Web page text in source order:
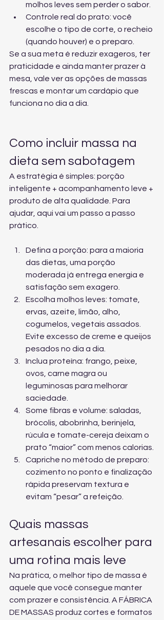
molhos leves sem perder o sabor.
Controle real do prato: você
escolhe o tipo de corte, o recheio
(quando houver) e o preparo.
Se a sua meta é reduzir exageros, ter
praticidade e ainda manter prazer à
mesa, vale ver as opções de massas
frescas e montar um cardápio que
funciona no dia a dia.
Como incluir massa na
dieta sem sabotagem
A estratégia é simples: porção
inteligente + acompanhamento leve +
produto de alta qualidade. Para
ajudar, aqui vai um passo a passo
prático.
Defina a porção: para a maioria
das dietas, uma porção
moderada já entrega energia e
satisfação sem exagero.
Escolha molhos leves: tomate,
ervas, azeite, limão, alho,
cogumelos, vegetais assados.
Evite excesso de creme e queijos
pesados no dia a dia.
Inclua proteína: frango, peixe,
ovos, carne magra ou
leguminosas para melhorar
saciedade.
Some fibras e volume: saladas,
brócolis, abobrinha, berinjela,
rúcula e tomate-cereja deixam o
prato “maior” com menos calorias.
Capriche no método de preparo:
cozimento no ponto e finalização
rápida preservam textura e
evitam “pesar” a refeição.
Quais massas
artesanais escolher para
uma rotina mais leve
Na prática, o melhor tipo de massa é
aquele que você consegue manter
com prazer e consistência. A FÁBRICA
DE MASSAS produz cortes e formatos